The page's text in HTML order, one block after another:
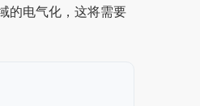
的电气化，这将需要